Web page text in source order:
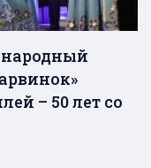
– 50 лет со